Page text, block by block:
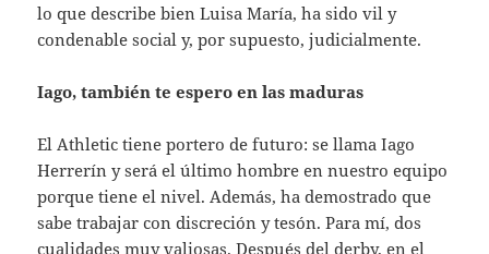
lo que describe bien Luisa María, ha sido vil y
condenable social y, por supuesto, judicialmente.
Iago, también te espero en las maduras
El Athletic tiene portero de futuro: se llama Iago
Herrerín y será el último hombre en nuestro equipo
porque tiene el nivel. Además, ha demostrado que
sabe trabajar con discreción y tesón. Para mí, dos
cualidades muy valiosas. Después del derby, en el